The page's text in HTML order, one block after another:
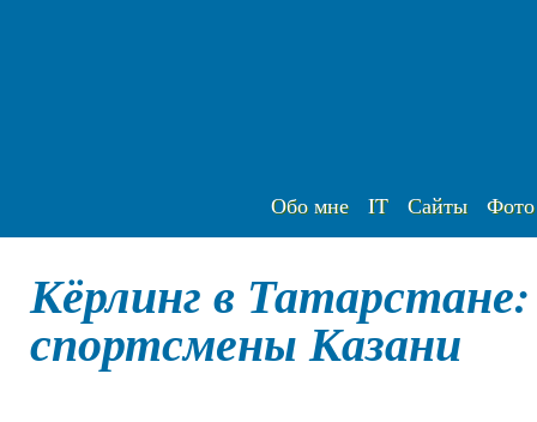
Обо мне IT Сайты Фото
Кёрлинг в
спортсмены Казани